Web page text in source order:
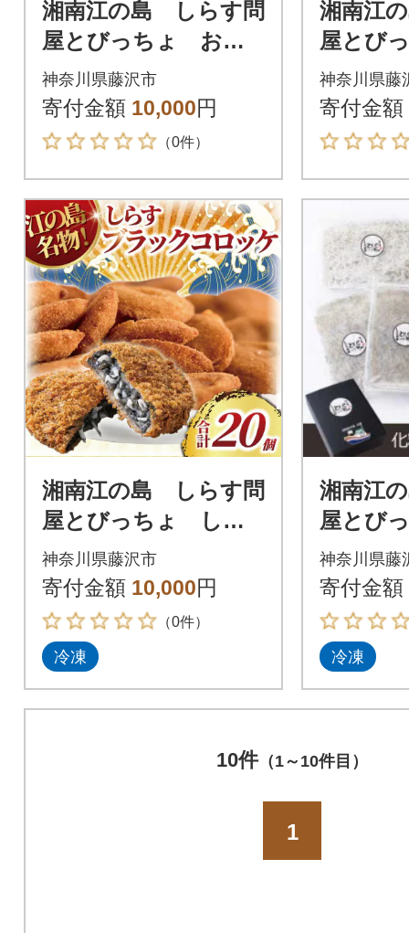
湘南江の島 しらす問
屋とびっちょ お食
事券(1名様分)
神奈川県藤沢市
寄付金額 10,000円
（0件）
湘南江
屋とび
ミリー
様分(大
名)
神奈川県藤
寄付金額
湘南江の島 しらす問
屋とびっちょ しら
すブラックコロッケ2
0個
神奈川県藤沢市
寄付金額 10,000円
（0件）
冷凍
湘南江
屋とび
すづく
神奈川県藤
寄付金額
冷凍
10件（1～10件目）
1